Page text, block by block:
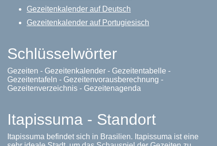
Gezeitenkalender auf Deutsch
Gezeitenkalender auf Portugiesisch
Schlüsselwörter
Gezeiten - Gezeitenkalender - Gezeitentabelle -
Gezeitentafeln - Gezeitenvorausberechnung -
Gezeitenverzeichnis - Gezeitenagenda
Itapissuma - Standort
Itapissuma befindet sich in Brasilien. Itapissuma ist eine